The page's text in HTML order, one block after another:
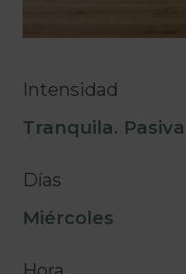
Intensidad
Tranquila.
Días
Miércoles